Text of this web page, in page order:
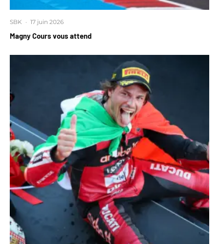
SBK · 17 juin 2026
Magny Cours vous attend